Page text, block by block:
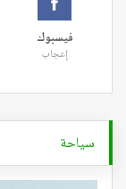
فيسبوك
إعجاب
سياحة